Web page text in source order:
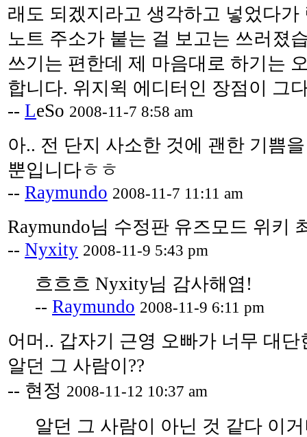
래도 되겠지라고 생각하고 넣었다가
노트 주소가 붙는 걸 보고는 쓰러졌
쓰기는 편한데 제 마음대로 하기는
합니다. 위지윅 에디터인 장점이 그
-- LeSo 2008-11-7 8:58 am
아.. 전 단지 사소한 것에 괜한 기쁨
뿐입니다ㅎㅎ
-- Raymundo 2008-11-7 11:11 am
Raymundo님 수정판 유즈모드 위키
-- Nyxity 2008-11-9 5:43 pm
흐흐흐 Nyxity님 감사해염!
-- Raymundo 2008-11-9 6:11 pm
어머.. 갑자기 근영 오빠가 너무 대
알던 그 사람이??
-- 현정 2008-11-12 10:37 am
알던 그 사람이 아닌 것 같다 이